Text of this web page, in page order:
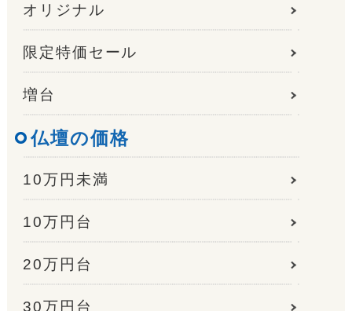
オリジナル
限定特価セール
増台
仏壇の価格
10万円未満
10万円台
20万円台
30万円台